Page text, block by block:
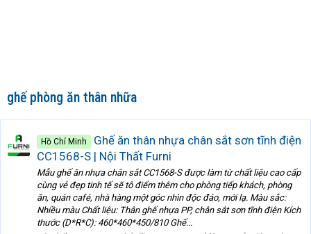
ghế phòng ăn thân nhữa
Hồ Chí Minh
Ghế ăn thân nhựa chân sắt sơn tĩnh điện
CC1568-S | Nội Thất Furni
Mẫu ghế ăn nhựa chân sắt CC1568-S được làm từ chất liệu cao cấp
cùng vẻ đẹp tinh tế sẽ tô điểm thêm cho phòng tiếp khách, phòng
ăn, quán café, nhà hàng một góc nhìn độc đáo, mới lạ. Màu sắc:
Nhiều màu Chất liệu: Thân ghế nhựa PP, chân sắt sơn tĩnh điện Kích
thước (D*R*C): 460*460*450/810 Ghế...